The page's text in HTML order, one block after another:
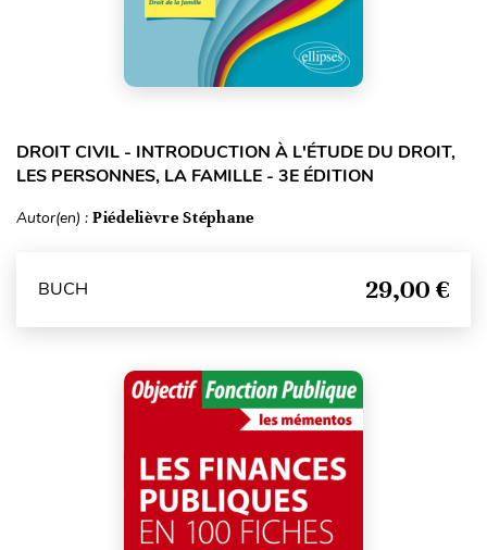
DROIT CIVIL - INTRODUCTION À L'ÉTUDE DU DROIT,
LES PERSONNES, LA FAMILLE - 3E ÉDITION
Autor(en) : Piédelièvre Stéphane
BUCH 29,00 €